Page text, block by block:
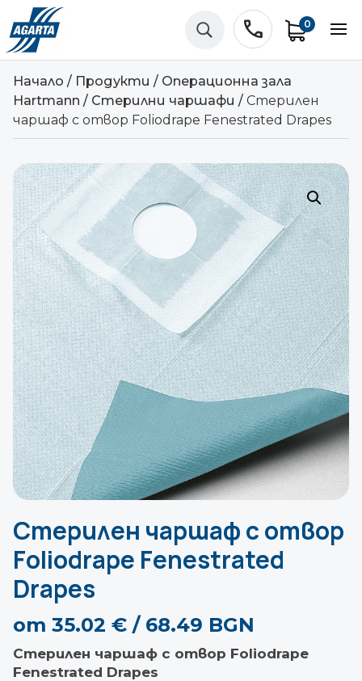
phone 0
U
Начало / Продукти / Операционна зала
Hartmann / Стерилни чаршафи / Стерилен
чаршаф с отвор Foliodrape Fenestrated Drapes
Стерилен чаршаф с отвор
Foliodrape Fenestrated
Drapes
от 35.02 € / 68.49 BGN
Стерилен чаршаф с отвор Foliodrape
Fenestrated Drapes